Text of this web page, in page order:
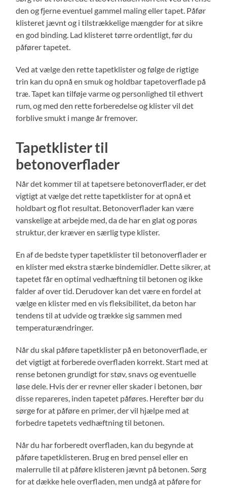
den og fjerne eventuel gammel maling eller tapet. Påfør
klisteret jævnt og i tilstrækkelige mængder for at sikre
en god binding. Lad klisteret tørre ordentligt, før du
påfører tapetet.
Ved at vælge den rette tapetklister og følge de rigtige
trin kan du opnå en smuk og holdbar tapetoverflade på
træ. Tapet kan tilføje varme og personlighed til ethvert
rum, og med den rette forberedelse og klister vil det
forblive smukt i mange år fremover.
Tapetklister til
betonoverflader
Når det kommer til at tapetsere betonoverflader, er det
vigtigt at vælge det rette tapetklister for at opnå et
holdbart og flot resultat. Betonoverflader kan være
vanskelige at arbejde med, da de har en glat og porøs
struktur, der kræver en særlig type klister.
En af de bedste typer tapetklister til betonoverflader er
en klister med ekstra stærke bindemidler. Dette sikrer, at
tapetet får en optimal vedhæftning til betonen og ikke
falder af over tid. Derudover kan det være en fordel at
vælge en klister med en vis fleksibilitet, da beton har
tendens til at udvide og trække sig sammen med
temperaturændringer.
Når du skal påføre tapetklister på en betonoverflade, er
det vigtigt at forberede overfladen korrekt. Start med at
rense betonen grundigt for støv, snavs og eventuelle
løse dele. Hvis der er revner eller skader i betonen, bør
disse repareres, inden tapetet påføres. Herefter bør du
sørge for at påføre en primer, der vil hjælpe med at
forbedre tapetets vedhæftning til betonen.
Når du har forberedt overfladen, kan du begynde at
påføre tapetklisteren. Brug en bred pensel eller en
malerrulle til at påføre klisteren jævnt på betonen. Sørg
for at dække hele overfladen, men undgå at påføre for